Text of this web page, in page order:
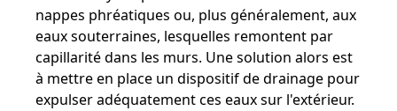
nappes phréatiques ou, plus généralement, aux
eaux souterraines, lesquelles remontent par
capillarité dans les murs. Une solution alors est
à mettre en place un dispositif de drainage pour
expulser adéquatement ces eaux sur l'extérieur.